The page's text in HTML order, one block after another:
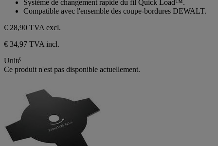
étoiles.
Système de changement rapide du fil Quick Load™.
Compatible avec l'ensemble des coupe-bordures DEWALT.
€ 28,90 TVA excl.
€ 34,97 TVA incl.
Unité
Ce produit n'est pas disponible actuellement.